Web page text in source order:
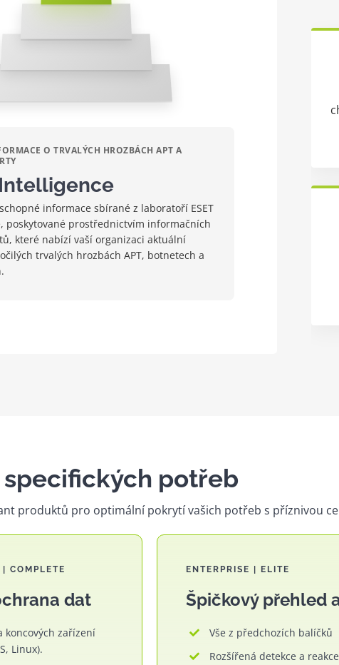
O TRVALÝCH HROZBÁCH APT A
informace sbírané z laboratoří ESET
poskytované prostřednictvím informačních
které nabízí vaší organizaci aktuální
trvalých hrozbách APT, botnetech a
potřeb
produktů pro optimální pokrytí vašich potřeb s příznivou
COMPLETE
dat
koncových zařízení
Linux).
ENTERPRISE | ELITE
Špičkový přehled
Vše z předchozích balíčků
Rozšířená detekce a